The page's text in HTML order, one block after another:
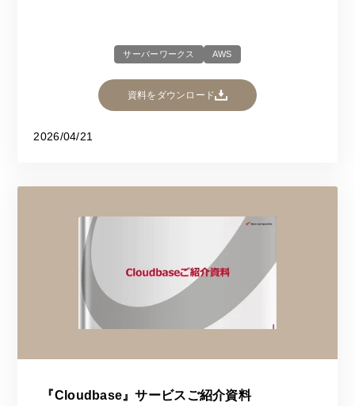
サーバーワークス AWS
資料をダウンロード
2026/04/21
『Cloudbase』サービスご紹介資料